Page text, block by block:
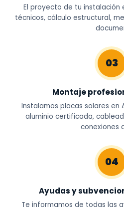
El proyecto de tu instalación
técnicos, cálculo estructural,
03
Montaje
Instalamos placas solares en
aluminio certificada,
conexiones
04
Ayudas y
Te informamos de todas las